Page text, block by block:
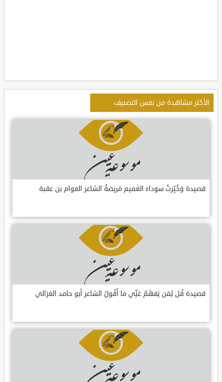
الأكثر مشاهدة من نفس التصنيف
قصيدة وَخُبِّرتُ سوداءَ الغَميم مَريضةٌ الشاعر العوام بن عقبة
قصيدة قُل لِمَن يَفهَمُ عَنِّي ما أَقُولُ الشاعر أبو حامد الغزالي